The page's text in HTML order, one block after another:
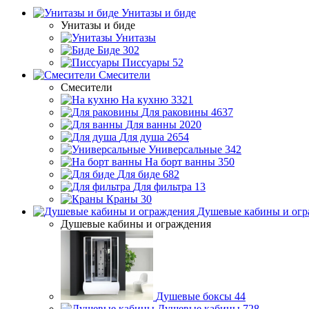
Унитазы и биде
Унитазы и биде
Унитазы
Биде 302
Писсуары 52
Смесители
Смесители
На кухню 3321
Для раковины 4637
Для ванны 2020
Для душа 2654
Универсальные 342
На борт ванны 350
Для биде 682
Для фильтра 13
Краны 30
Душевые кабины и
Душевые кабины и ограждения
Душевые боксы 44